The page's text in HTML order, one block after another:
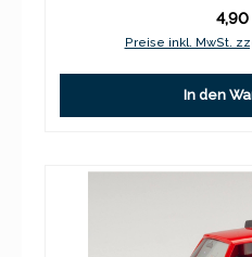
Preise inkl. MwSt.
In den